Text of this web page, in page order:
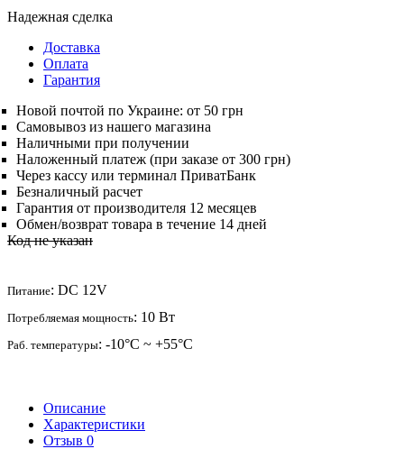
Надежная сделка
Доставка
Оплата
Гарантия
Новой почтой по Украине: от 50 грн
Самовывоз из нашего магазина
Наличными при получении
Наложенный платеж (при заказе от 300 грн)
Через кассу или терминал ПриватБанк
Безналичный расчет
Гарантия от производителя 12 месяцев
Обмен/возврат товара в течение 14 дней
Код не указан
Питание: DC 12V
Потребляемая мощность: 10 Вт
Раб. температуры: -10°C ~ +55°C
Описание
Характеристики
Отзыв 0